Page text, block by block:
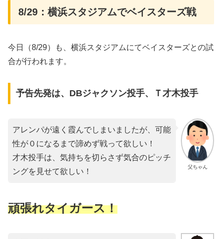
8/29：横浜スタジアムでベイスターズ戦
今日（8/29）も、横浜スタジアムにてベイスターズとの試
合が行われます。
予告先発は、DBジャクソン投手、Ｔ才木投手
父ちゃん
アレンパが遠く霞んでしまいましたが、可能
性が０になるまで諦めず戦って欲しい！
才木投手は、気持ちを切らさず気合のピッチ
ングを見せて欲しい！
頑張れタイガース！